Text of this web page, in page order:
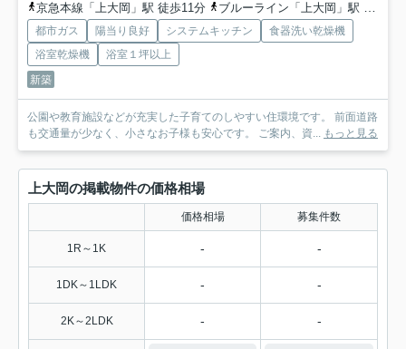
京急本線「上大岡」駅 徒歩11分
ブルーライン「上大岡」駅 徒歩11分
都市ガス 陽当り良好 システムキッチン
食器洗い乾燥機
浴室乾燥機
浴室１坪以上
新築
公園や教育施設などが充実した子育てのしやすい住環境です。 前面道路
も交通量が少なく、小さなお子様も安心です。 ご案内、資... もっと見る
上大岡の掲載物件の価格相場
価格相場 募集件数
1R～1K - -
1DK～1LDK - -
2K～2LDK - -